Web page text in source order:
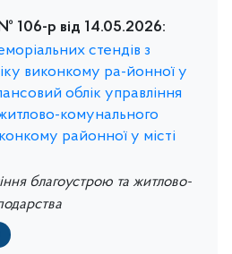
106-р від 14.05.2026:
стендів з
виконкому ра-йонної у
облік управління
комунального
районної у місті
благоустрою та житлово-